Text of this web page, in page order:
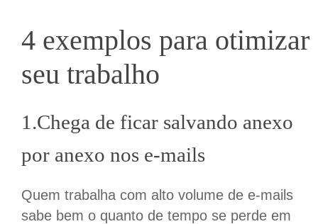
4exemplos para otimizar
seu trabalho
1.Chega de ficar salvando anexo
por anexo nos e-mails
Quem trabalha com alto volume de e-mails
sabe bem o quanto de tempo se perde em